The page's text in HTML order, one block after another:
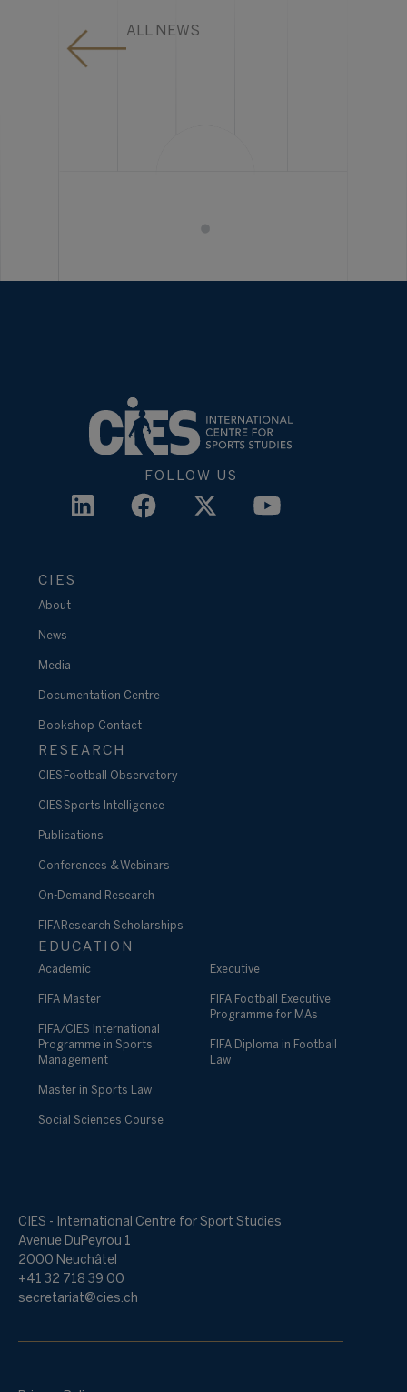
ALL NEWS
FOLLOW US
CIES
About
News
Media
Documentation Centre
Bookshop Contact
RESEARCH
CIES Football Observatory
CIES Sports Intelligence
Publications
Conferences & Webinars
On-Demand Research
FIFA Research Scholarships
EDUCATION
Academic
FIFA Master
FIFA/CIES International
Programme in Sports
Management
Master in Sports Law
Social Sciences Course
Executive
FIFA Football Executive
Programme for MAs
FIFA Diploma in Football
Law
CIES - International Centre for Sport Studies
Avenue DuPeyrou 1
2000 Neuchâtel
+41 32 718 39 00
secretariat@cies.ch